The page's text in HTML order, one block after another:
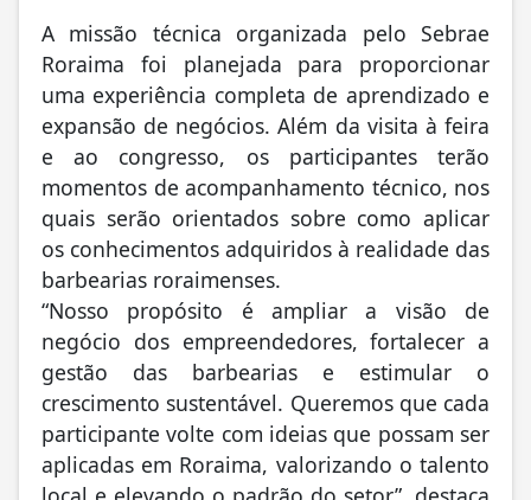
A missão técnica organizada pelo Sebrae
Roraima foi planejada para proporcionar
uma experiência completa de aprendizado e
expansão de negócios. Além da visita à feira
e ao congresso, os participantes terão
momentos de acompanhamento técnico, nos
quais serão orientados sobre como aplicar
os conhecimentos adquiridos à realidade das
barbearias roraimenses.
“Nosso propósito é ampliar a visão de
negócio dos empreendedores, fortalecer a
gestão das barbearias e estimular o
crescimento sustentável. Queremos que cada
participante volte com ideias que possam ser
aplicadas em Roraima, valorizando o talento